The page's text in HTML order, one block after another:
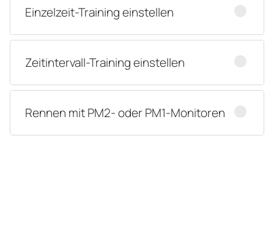
Einzelzeit-Training einstellen
Zeitintervall-Training einstellen
Rennen mit PM2- oder PM1-Monitoren